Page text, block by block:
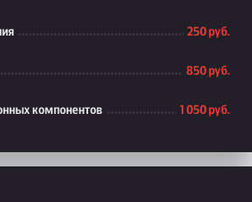
250 руб.
850 руб.
компонентов 1 050 руб.